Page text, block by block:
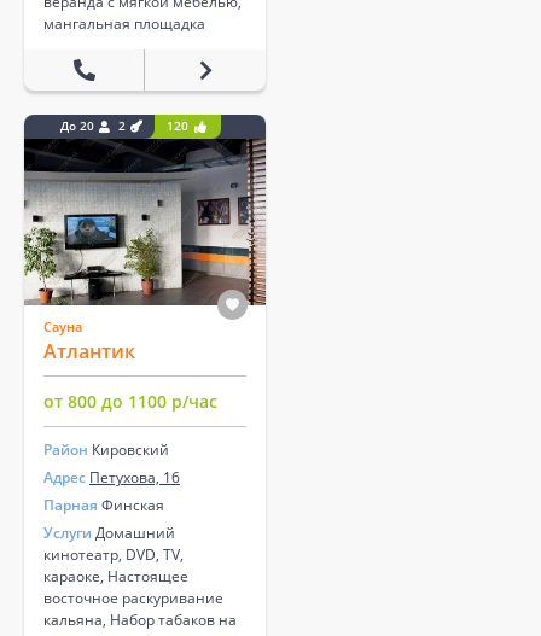
мангальная площадка
До 20 2 120
Сауна
Атлантик
от 800 до 1100 р/час
Район Кировский
Адрес Петухова, 16
Парная Финская
Услуги Домашний
кинотеатр, DVD, TV,
караоке, Настоящее
восточное раскуривание
кальяна, Набор табаков на